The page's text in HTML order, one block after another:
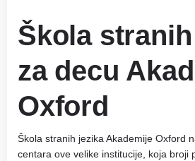
Škola
za decu
Oxford
Škola stranih jezika Akademije Oxford
centara ove velike institucije, koja broji